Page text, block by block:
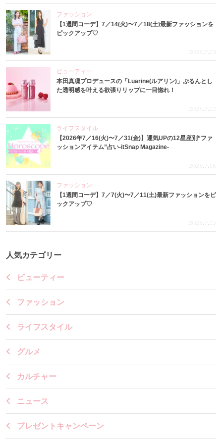
ファッション
【1週間コーデ】7／14(火)〜7／18(土)最新ファッションを
ピックアップ♡
2026.7.23
ビューティー
本田真凜プロデュースの「Luarine(ルアリン)」ぷるんとし
た透明感を叶える欲張りリップに一目惚れ！
2026.7.22
ライフスタイル
【2026年7／16(火)〜7／31(金)】運気UPの12星座別“ファ
ッションアイテム”占い-itSnap Magazine-
2026.7.16
ファッション
【1週間コーデ】7／7(火)〜7／11(土)最新ファッションをピ
ックアップ♡
2026.7.15
人気カテゴリー
ビューティー
ファッション
ライフスタイル
グルメ
カルチャー
ニュース
プレゼントキャンペーン